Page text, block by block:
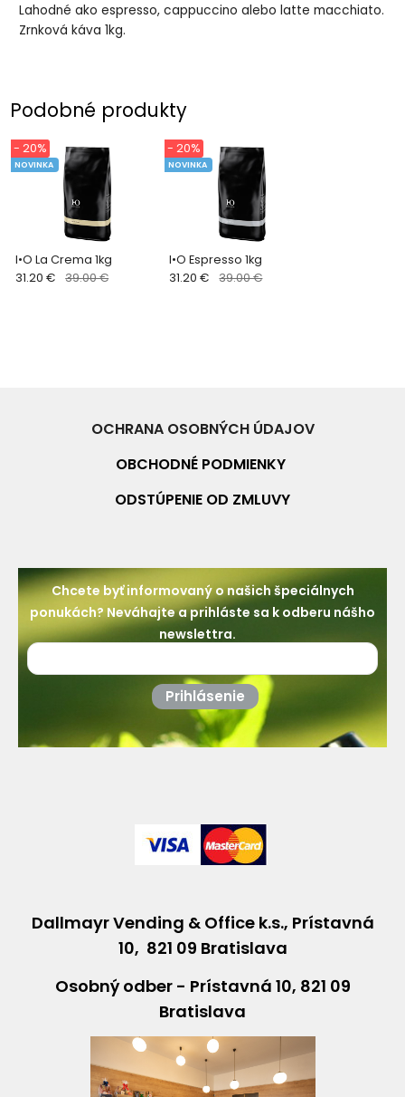
Lahodné ako espresso, cappuccino alebo latte macchiato.
Zrnková káva 1kg.
Podobné produkty
I•O La Crema 1kg
NOVINKA
- 20%
31.20 € 39.00 €
I•O Espresso 1kg
NOVINKA
- 20%
31.20 € 39.00 €
OCHRANA OSOBNÝCH ÚDAJOV
OBCHODNÉ PODMIENKY
ODSTÚPENIE OD ZMLUVY
Chcete byť informovaný o našich špeciálnych
ponukách? Neváhajte a prihláste sa k odberu nášho
newslettra.
Prihlásenie
Dallmayr Vending & Office k.s., Prístavná
10, 821 09 Bratislava
Osobný odber - Prístavná 10, 821 09
Bratislava